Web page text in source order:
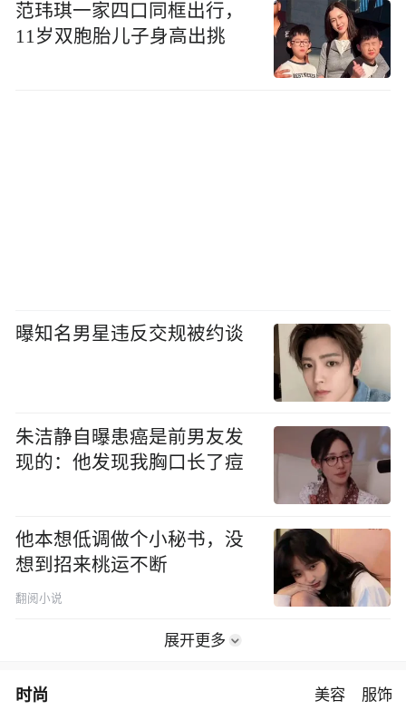
范玮琪一家四口同框出行，
11岁双胞胎儿子身高出挑
曝知名男星违反交规被约谈
朱洁静自曝患癌是前男友发
现的：他发现我胸口长了痘
他本想低调做个小秘书，没
想到招来桃运不断
翻阅小说
展开更多
时尚 美容 服饰